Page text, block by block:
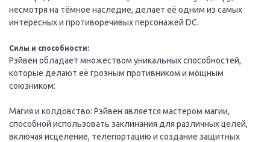
несмотря на тёмное наследие, делает её одним из самых
интересных и противоречивых персонажей DC.
Силы и способности:
Рэйвен обладает множеством уникальных способностей,
которые делают её грозным противником и мощным
союзником:
Магия и колдовство: Рэйвен является мастером магии,
способной использовать заклинания для различных целей,
включая исцеление, телепортацию и создание защитных